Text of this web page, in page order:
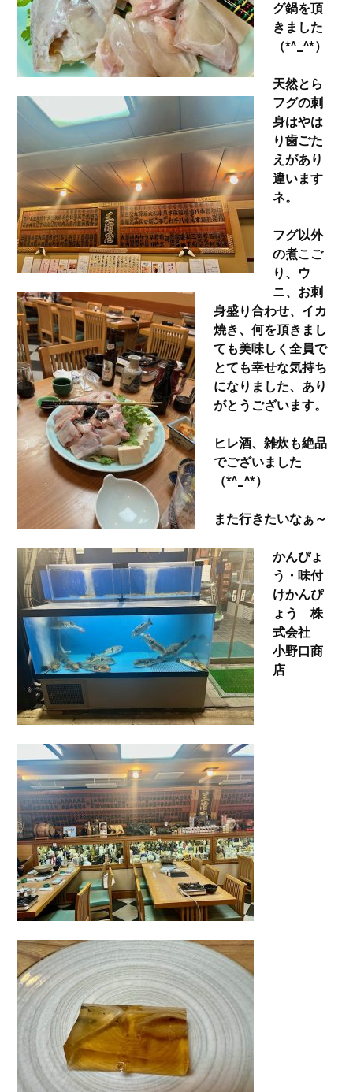
グ鍋を頂
きました
（*^_^*）
天然とら
フグの刺
身はやは
り歯ごた
えがあり
違います
ネ。
フグ以外
の煮こご
り、ウ
ニ、お刺
身盛り合わせ、イカ
焼き、何を頂きまし
ても美味しく全員で
とても幸せな気持ち
になりました、あり
がとうございます。
ヒレ酒、雑炊も絶品
でございました
（*^_^*）
また行きたいなぁ～
かんぴょ
う・味付
けかんぴ
ょう 株
式会社
小野口商
店